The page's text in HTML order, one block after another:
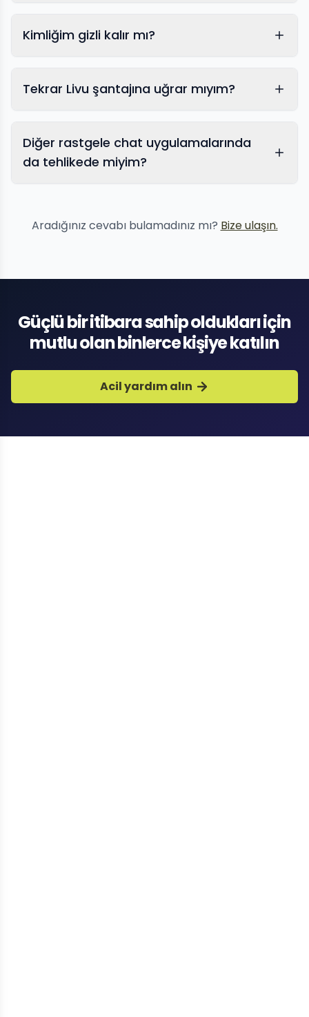
Kimliğim gizli kalır mı?
Tekrar Livu şantajına uğrar mıyım?
Video şantajı
görüntülü
sohbet şantajı
Diğer rastgele chat uygulamalarında
da tehlikede miyim?
Aradığınız cevabı bulamadınız mı? Bize ulaşın.
Güçlü bir itibara sahip oldukları için
mutlu olan binlerce kişiye katılın
Acil yardım alın